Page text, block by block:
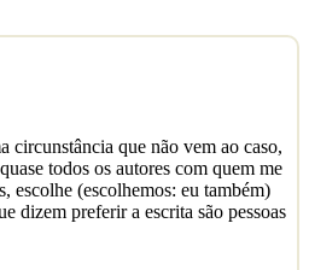
circunstância que não vem ao caso,
todos os autores com quem me
escolhe (escolhemos: eu também)
dizem preferir a escrita são pessoas